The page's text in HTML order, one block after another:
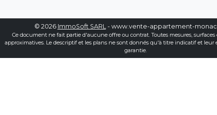
© 2026 ImmoSoft SARL- www.vente-appartement-
Ce document ne fait partie d'aucune offre ou contrat. Toutes mesures, surfaces
approximatives. Le descriptif et les plans ne sont donnés qu'à titre indicatif et leur
garantie.